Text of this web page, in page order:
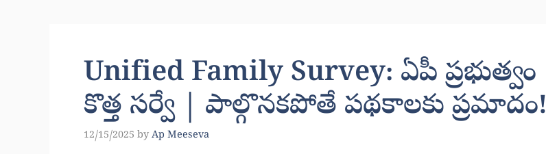
Unified Family Survey: ఏపీ ప్రభుత్వం
కొత్త సర్వే | పాల్గొనకపోతే పథకాలకు ప్రమాదం!
12/15/2025 by Ap Meeseva